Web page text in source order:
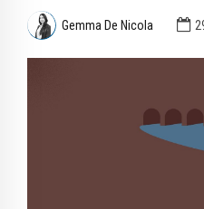
Gemma De Nicola